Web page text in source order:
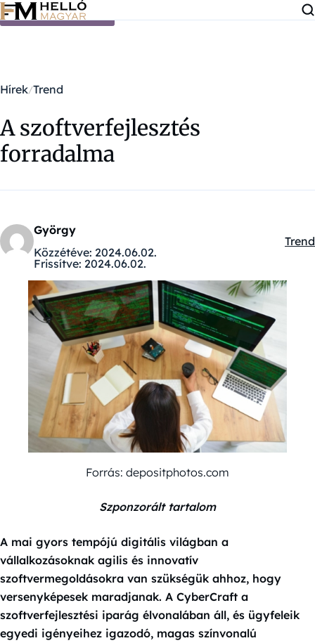
Ugrás a tartalomra
Hírek Trend
A szoftverfejlesztés
forradalma
György
Közzétéve: 2024.06.02.
Frissítve: 2024.06.02.
Trend
Forrás: depositphotos.com
Szponzorált tartalom
A mai gyors tempójú digitális világban a
vállalkozásoknak agilis és innovatív
szoftvermegoldásokra van szükségük ahhoz, hogy
versenyképesek maradjanak. A CyberCraft a
szoftverfejlesztési iparág élvonalában áll, és ügyfeleik
egyedi igényeihez igazodó, magas színvonalú